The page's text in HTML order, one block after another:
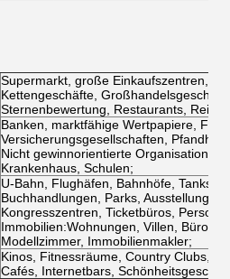
Supermarkt, große Einkaufszentren,
Kettengeschäfte,
Sternenbewertung, Restaurants,
Banken, marktfähige Wertpapiere,
Versicherungsgesellschaften,
Nicht gewinnorientierte
Krankenhaus, Schulen;
U-Bahn, Flughäfen, Bahnhöfe,
Buchhandlungen, Parks,
Kongresszentren, Ticketbüros,
Immobilien:Wohnungen, Villen, Büros,
Modellzimmer, Immobilienmakler;
Kinos, Fitnessräume, Country Clubs,
Cafés, Internetbars,